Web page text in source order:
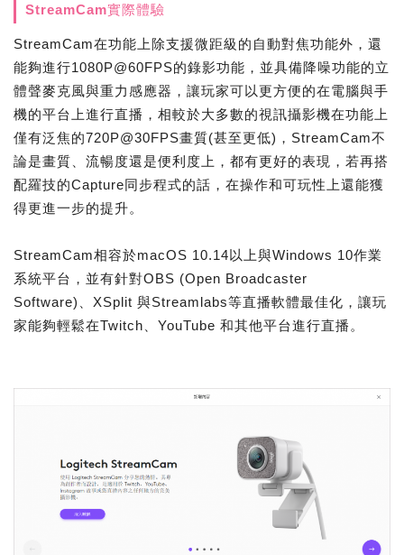
StreamCam實際體驗
StreamCam在功能上除支援微距級的自動對焦功能外，還
能夠進行1080P@60FPS的錄影功能，並具備降噪功能的立
體聲麥克風與重力感應器，讓玩家可以更方便的在電腦與手
機的平台上進行直播，相較於大多數的視訊攝影機在功能上
僅有泛焦的720P@30FPS畫質(甚至更低)，StreamCam不
論是畫質、流暢度還是便利度上，都有更好的表現，若再搭
配羅技的Capture同步程式的話，在操作和可玩性上還能獲
得更進一步的提升。
StreamCam相容於macOS 10.14以上與Windows 10作業
系統平台，並有針對OBS (Open Broadcaster
Software)、XSplit 與Streamlabs等直播軟體最佳化，讓玩
家能夠輕鬆在Twitch、YouTube 和其他平台進行直播。